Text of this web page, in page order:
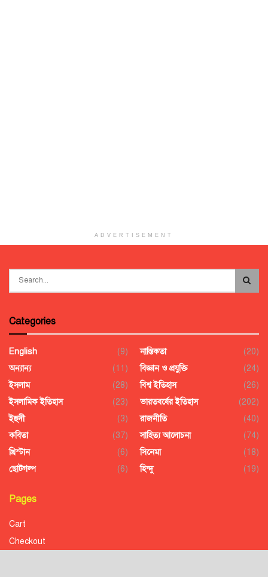
ADVERTISEMENT
Categories
English
(9)
অন্যান্য
(11)
ইসলাম
(28)
ইসলামিক ইতিহাস
(23)
ইহুদী
(3)
কবিতা
(37)
খ্রিস্টান
(6)
ছোটগল্প
(6)
নাস্তিকতা
(20)
বিজ্ঞান ও প্রযুক্তি
(24)
বিশ্ব ইতিহাস
(26)
ভারতবর্ষের ইতিহাস
(202)
রাজনীতি
(40)
সাহিত্য আলোচনা
(74)
সিনেমা
(18)
হিন্দু
(19)
Pages
Cart
Checkout